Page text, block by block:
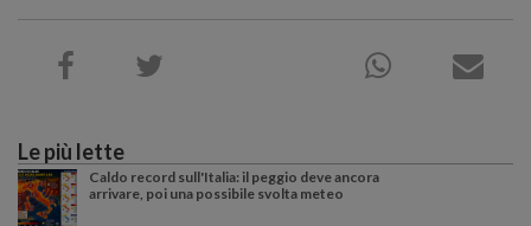
Le più lette
Caldo record sull'Italia: il peggio deve ancora
arrivare, poi una possibile svolta meteo